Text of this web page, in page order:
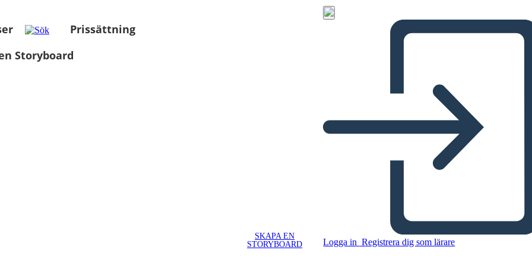
Prissättning
Storyboard
SKAPA EN
STORYBOARD
Logga in Registrera dig som lärare